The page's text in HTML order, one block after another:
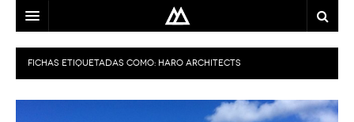
ARQUITECTO
LOCALIZACIÓN
FICHAS ETIQUETADAS COMO: HARO ARCHITECTS